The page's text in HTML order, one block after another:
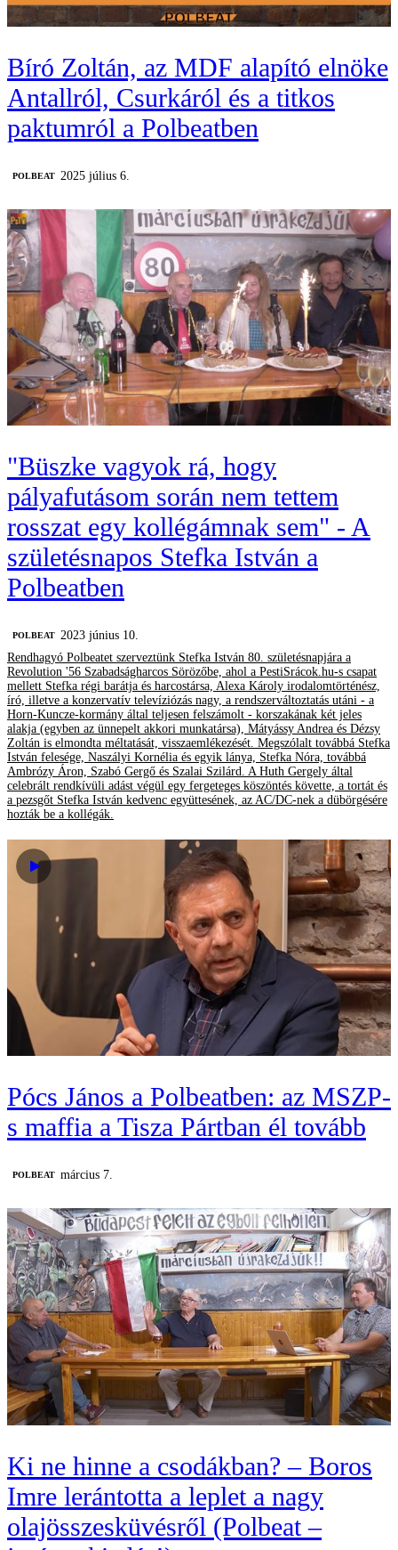
Bíró Zoltán, az MDF alapító elnöke
Antallról, Csurkáról és a titkos
paktumról a Polbeatben
‎POLBEAT 2025 július 6.
"Büszke vagyok rá, hogy
pályafutásom során nem tettem
rosszat egy kollégámnak sem" - A
születésnapos Stefka István a
Polbeatben
‎POLBEAT
2023 június 10.
Rendhagyó Polbeatet szerveztünk Stefka István 80. születésnapjára a
Revolution '56 Szabadságharcos Sörözőbe, ahol a PestiSrácok.hu-s csapat
mellett Stefka régi barátja és harcostársa, Alexa Károly irodalomtörténész,
író, illetve a konzervatív televíziózás nagy, a rendszerváltoztatás utáni - a
Horn-Kuncze-kormány által teljesen felszámolt - korszakának két jeles
alakja (egyben az ünnepelt akkori munkatársa), Mátyássy Andrea és Dézsy
Zoltán is elmondta méltatását, visszaemlékezését. Megszólalt továbbá Stefka
István felesége, Naszályi Kornélia és egyik lánya, Stefka Nóra, továbbá
Ambrózy Áron, Szabó Gergő és Szalai Szilárd. A Huth Gergely által
celebrált rendkívüli adást végül egy fergeteges köszöntés követte, a tortát és
a pezsgőt Stefka István kedvenc együttesének, az AC/DC-nek a dübörgésére
hozták be a kollégák.
Pócs János a Polbeatben: az MSZP-
s maffia a Tisza Pártban él tovább
‎POLBEAT március 7.
Ki ne hinne a csodákban? – Boros
Imre lerántotta a leplet a nagy
olajösszesküvésről (Polbeat –